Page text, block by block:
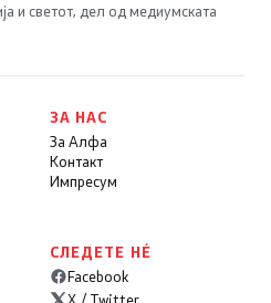
и светот, дел од медиумската
ЗА НАС
За Алфа
Контакт
Импресум
СЛЕДЕТЕ НÉ
Facebook